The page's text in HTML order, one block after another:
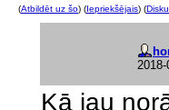
(Atbildēt uz šo) (Iepriekšējais) (
Kā jau